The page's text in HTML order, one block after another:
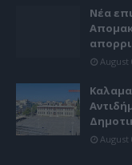
Νέα
August
August